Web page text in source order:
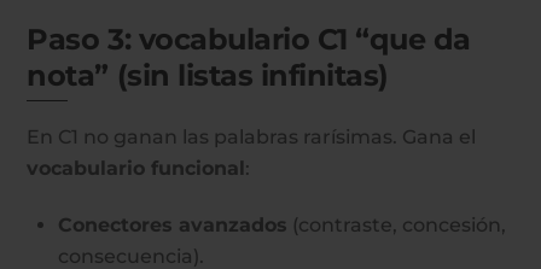
Paso 3: vocabulario C1 “que da
nota” (sin listas infinitas)
En C1 no ganan las palabras rarísimas. Gana el
vocabulario funcional :
Conectores avanzados (contraste, concesión,
consecuencia).